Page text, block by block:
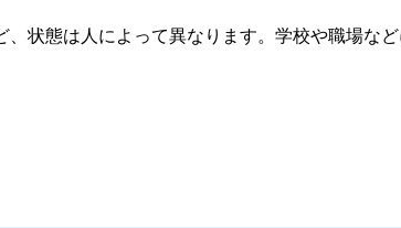
状態は人によって異なります。学校や職場な